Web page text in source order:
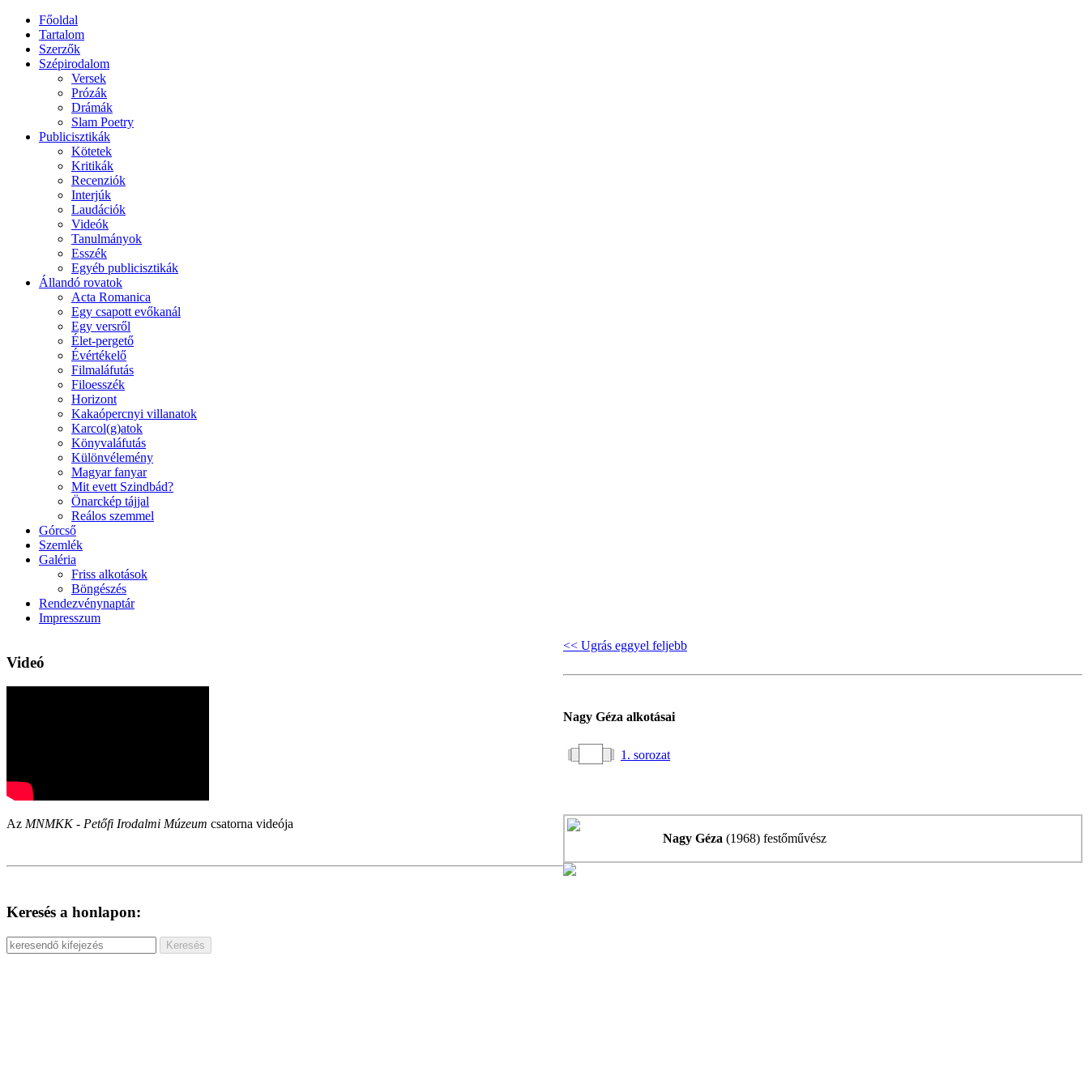
Főoldal
Tartalom
Szerzők
Szépirodalom
Versek
Prózák
Drámák
Slam Poetry
Publicisztikák
Kötetek
Kritikák
Recenziók
Interjúk
Laudációk
Videók
Tanulmányok
Esszék
Egyéb publicisztikák
Állandó rovatok
Acta Romanica
Egy csapott evőkanál
Egy versről
Élet-pergető
Évértékelő
Filmaláfutás
Filoesszék
Horizont
Kakaópercnyi villanatok
Karcol(g)atok
Könyvaláfutás
Különvélemény
Magyar fanyar
Mit evett Szindbád?
Önarckép tájjal
Reálos szemmel
Górcső
Szemlék
Galéria
Friss alkotások
Böngészés
Rendezvénynaptár
Impresszum
Videó
Az MNMKK - Petőfi Irodalmi Múzeum csatorna videója
Keresés a honlapon:
<< Ugrás eggyel feljebb
Nagy Géza alkotásai
1. sorozat
Nagy Géza (1968) festőművész